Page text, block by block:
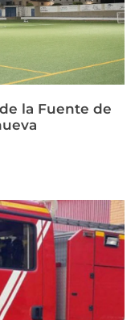
la Fuente de